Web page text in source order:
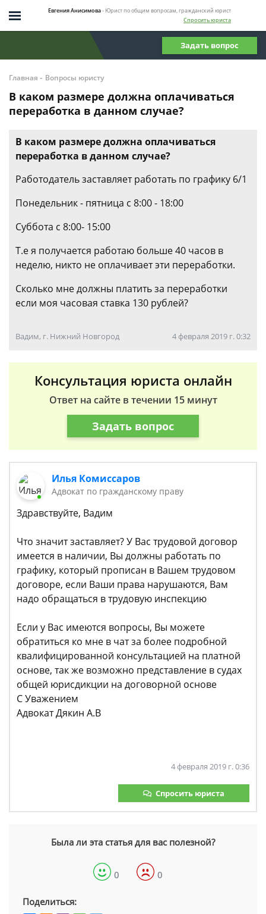
Евгения Анисимова- Юрист по общим вопросам, гражданский юрист
Спросить юриста
Задать вопрос
Главная - Вопросы юристу
В каком размере должна оплачиваться
переработка в данном случае?
В каком размере должна оплачиваться
переработка в данном случае?
Работодатель заставляет работать по графику 6/1
Понедельник - пятница с 8:00 - 18:00
Суббота с 8:00- 15:00
Т.е я получается работаю больше 40 часов в
неделю, никто не оплачивает эти переработки.
Сколько мне должны платить за переработки
если моя часовая ставка 130 рублей?
Вадим, г. Нижний Новгород 4 февраля 2019 г. 0:32
Консультация юриста онлайн
Ответ на сайте в течении 15 минут
Задать вопрос
Илья Комиссаров
Адвокат по гражданскому праву
Здравствуйте, Вадим
Что значит заставляет? У Вас трудовой договор
имеется в наличии, Вы должны работать по
графику, который прописан в Вашем трудовом
договоре, если Ваши права нарушаются, Вам
надо обращаться в трудовую инспекцию
Если у Вас имеются вопросы, Вы можете
обратиться ко мне в чат за более подробной
квалифицированной консультацией на платной
основе, так же возможно представление в судах
общей юрисдикции на договорной основе
С Уважением
Адвокат Дякин А.В
4 февраля 2019 г. 0:36
Спросить юриста
Была ли эта статья для вас полезной?
0 0
Поделиться: